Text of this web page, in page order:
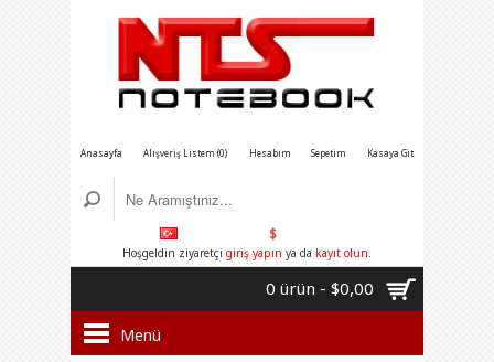
Anasayfa Alışveriş Listem (0) Hesabım Sepetim Kasaya Git
$
Hoşgeldin ziyaretçi giriş yapın ya da kayıt olun.
0 ürün - $0,00
Menü